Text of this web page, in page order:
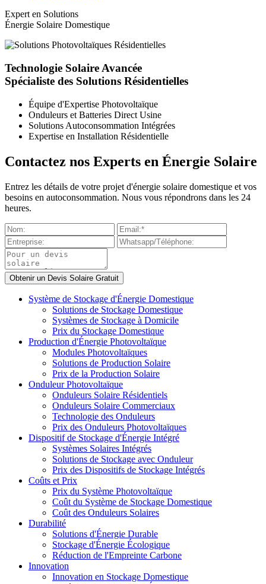
Expert en Solutions
Énergie Solaire Domestique
Technologie Solaire Avancée
Spécialiste des Solutions Résidentielles
Équipe d'Expertise Photovoltaïque
Onduleurs et Batteries Direct Usine
Solutions Autoconsommation Intégrées
Expertise en Installation Résidentielle
Contactez nos Experts en Énergie Solaire
Entrez les détails de votre projet d'énergie solaire domestique et vos
besoins en autoconsommation. Nous vous répondrons dans les 24
heures.
Système de Stockage d'Énergie Domestique
Solutions de Stockage Domestique
Systèmes de Stockage à Domicile
Prix du Stockage Domestique
Production d'Énergie Photovoltaïque
Modules Photovoltaïques
Solutions de Production Solaire
Prix de la Production Solaire
Onduleur Photovoltaïque
Onduleurs Solaire Résidentiels
Onduleurs Solaire Commerciaux
Technologie des Onduleurs
Prix des Onduleurs Photovoltaïques
Dispositif de Stockage d'Énergie Intégré
Systèmes Solaires Intégrés
Solutions de Stockage avec Onduleur
Prix des Dispositifs de Stockage Intégrés
Coûts et Prix
Prix du Système Photovoltaïque
Coût du Système de Stockage Domestique
Coût des Onduleurs Solaires
Durabilité
Solutions d'Énergie Durable
Stockage d'Énergie Écologique
Réduction de l'Empreinte Carbone
Innovation
Innovation en Stockage Domestique